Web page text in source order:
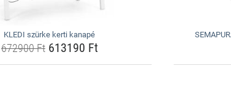
KLEDI szürke kerti kanapé
672900 Ft613190 Ft